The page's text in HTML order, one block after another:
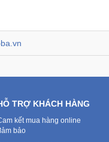
TRỢ KHÁCH HÀNG
kết mua hàng online
bảo